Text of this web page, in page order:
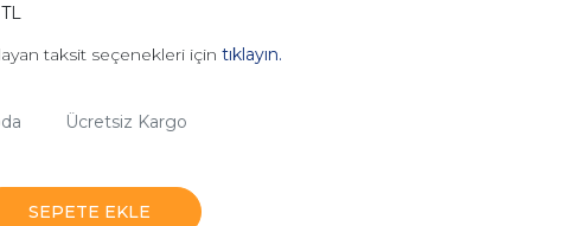
taksit seçenekleri için tıklayın.
Ücretsiz Kargo
SEPETE EKLE